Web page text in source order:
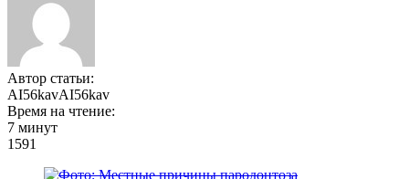
Автор статьи:
AI56kavAI56kav
Время на чтение:
7 минут
1591